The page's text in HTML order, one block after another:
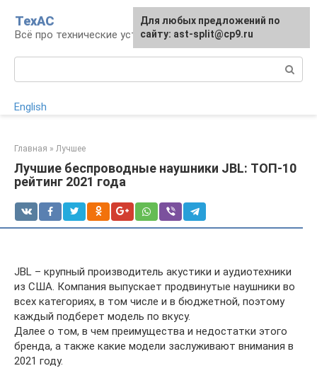
контенту
ТехАС
Всё про технические устройства
English
Главная » Лучшее
Лучшие беспроводные наушники JBL: ТОП-10
рейтинг 2021 года
JBL – крупный производитель акустики и аудиотехники
из США. Компания выпускает продвинутые наушники во
всех категориях, в том числе и в бюджетной, поэтому
каждый подберет модель по вкусу.
Далее о том, в чем преимущества и недостатки этого
бренда, а также какие модели заслуживают внимания в
2021 году.
Для любых предложений по
сайту: ast-split@cp9.ru